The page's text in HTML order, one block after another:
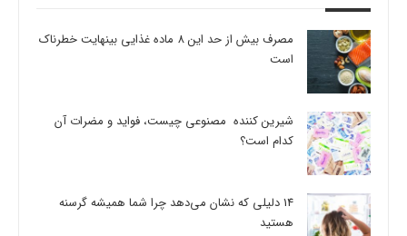
مصرف بیش از حد این 8 ماده غذایی بینهایت خطرناک
است
شیرین کننده مصنوعی چیست، فواید و مضرات آن
کدام است؟
14 دلیلی که نشان می‌دهد چرا شما همیشه گرسنه
هستید